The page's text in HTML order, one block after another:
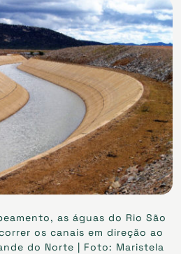
as águas do Rio São
os canais em direção ao
do Norte | Foto: Maristela